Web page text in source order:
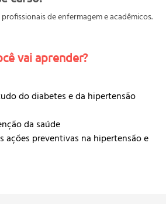
de enfermagem e acadêmicos.
vai aprender?
do diabetes e da hipertensão
da saúde
ações preventivas na hipertensão e